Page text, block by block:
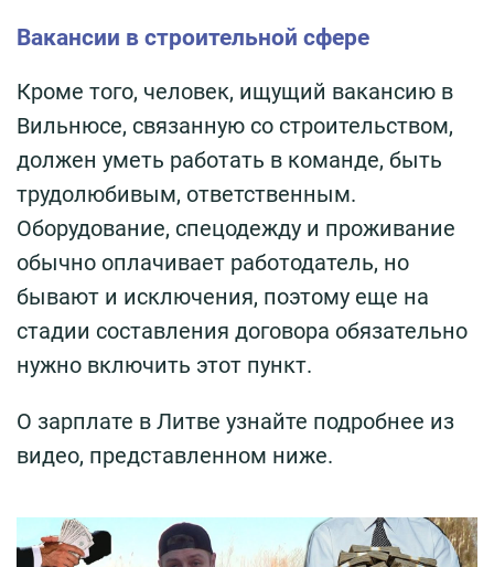
Вакансии в строительной сфере
Кроме того, человек, ищущий вакансию в
Вильнюсе, связанную со строительством,
должен уметь работать в команде, быть
трудолюбивым, ответственным.
Оборудование, спецодежду и проживание
обычно оплачивает работодатель, но
бывают и исключения, поэтому еще на
стадии составления договора обязательно
нужно включить этот пункт.
О зарплате в Литве узнайте подробнее из
видео, представленном ниже.